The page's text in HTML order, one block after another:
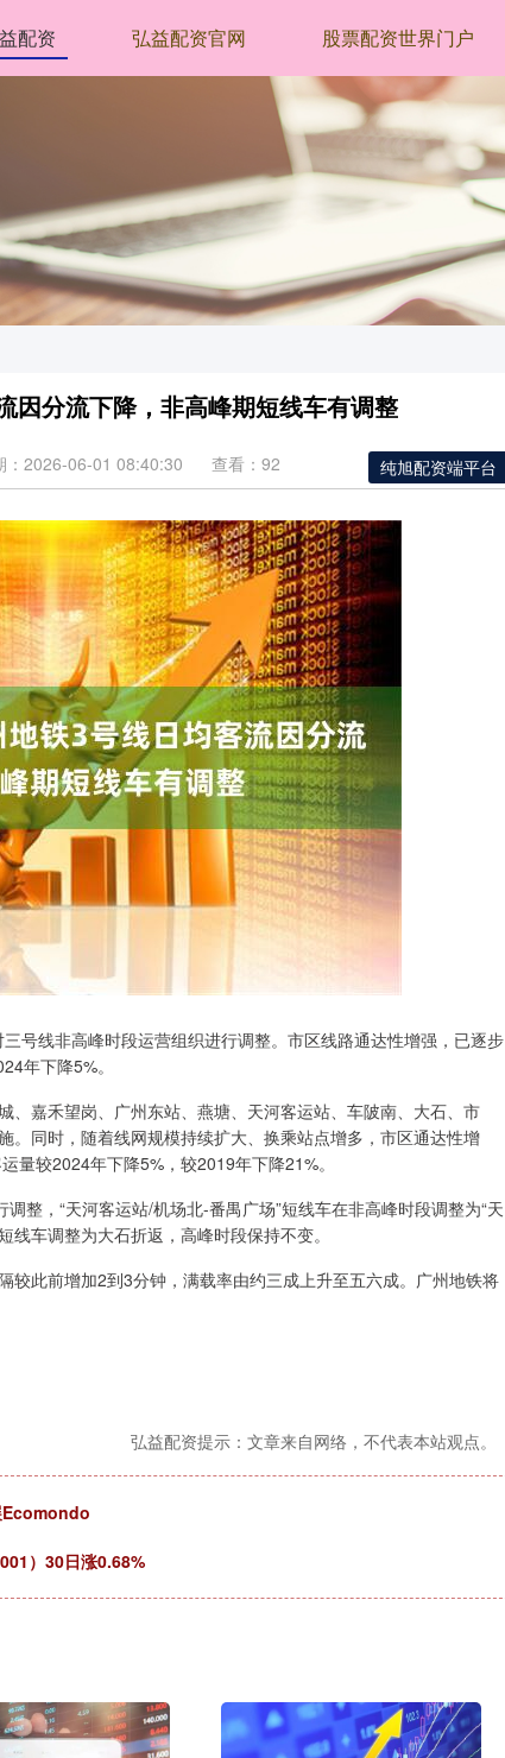
配资 弘益配资官网 股票配资世界门户
因分流下降，非高峰期短线车有调整
纯旭配资端平台
：2026-06-01 08:40:30 查看：92
号线非高峰时段运营组织进行调整。市区线路通达性增强，已逐步
年下降5%。
、嘉禾望岗、广州东站、燕塘、天河客运站、车陂南、大石、市
同时，随着线网规模持续扩大、换乘站点增多，市区通达性增
量较2024年下降5%，较2019年下降21%。
整，“天河客运站/机场北-番禺广场”短线车在非高峰时段调整为“天
车调整为大石折返，高峰时段保持不变。
较此前增加2到3分钟，满载率由约三成上升至五六成。广州地铁将
弘益配资提示：文章来自网络，不代表本站观点。
Ecomondo
）30日涨0.68%
深证成指 14311.01 200.89 1.42%